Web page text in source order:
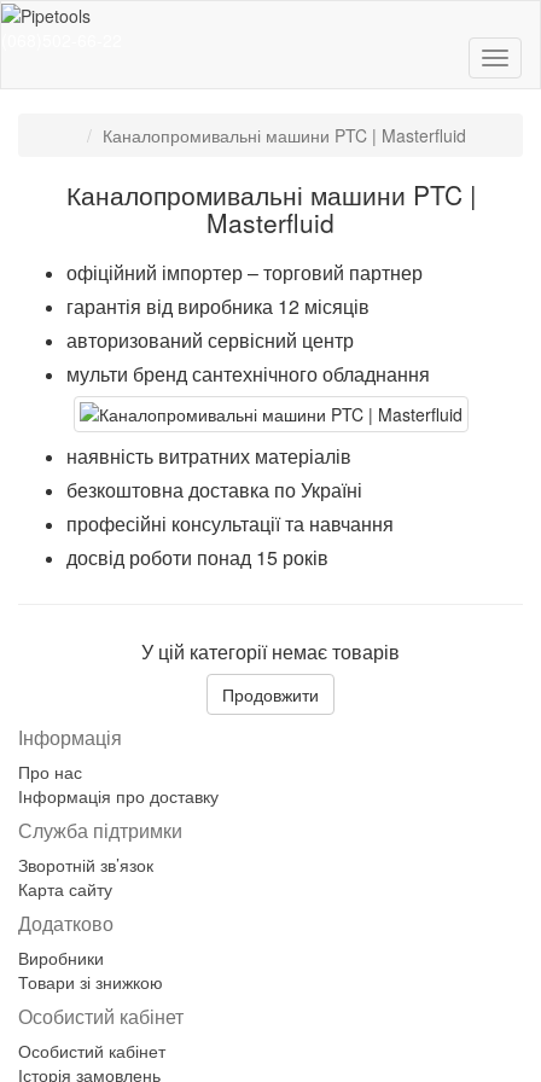
Каналопромивальні машини PTC | Masterfluid
Каналопромивальні машини PTC |
Masterfluid
офіційний імпортер – торговий партнер
гарантія від виробника 12 місяців
авторизований сервісний центр
мульти бренд сантехнічного обладнання
наявність витратних матеріалів
безкоштовна доставка по Україні
професійні консультації та навчання
досвід роботи понад 15 років
У цій категорії немає товарів
Продовжити
Інформація
Про нас
Інформація про доставку
Служба підтримки
Зворотній зв’язок
Карта сайту
Додатково
Виробники
Товари зі знижкою
Особистий кабінет
Особистий кабінет
Історія замовлень